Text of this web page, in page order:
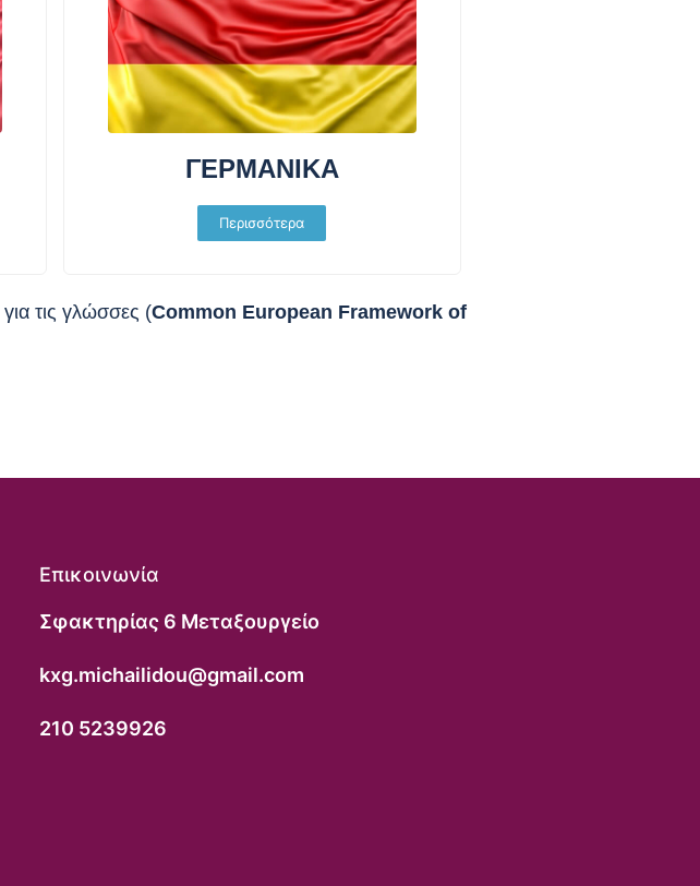
ΓΕΡΜΑΝΙΚΑ
Περισσότερα
για τις γλώσσες (Common European Framework of
Επικοινωνία
Σφακτηρίας 6 Μεταξουργείο
kxg.michailidou@gmail.com
210 5239926